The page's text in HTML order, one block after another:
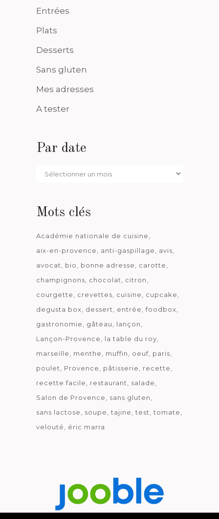
Entrées
Plats
Desserts
Sans gluten
Mes adresses
A tester
Par date
Par
Mots clés
Académie nationale de cuisine
aix-en-provence
anti-gaspillage
avis
avocat
bio bonne adresse
carotte
champignons
chocolat
citron
courgette
crevettes cuisine
cupcake
degusta box
dessert entrée
foodbox
gastronomie
gâteau
lançon
Lançon-Provence
la table du roy
marseille
menthe muffin oeuf paris
poulet
Provence pâtisserie
recette
recette facile
restaurant
salade
Salon de Provence
sans gluten
sans lactose
soupe tajine test tomate
velouté
éric marra